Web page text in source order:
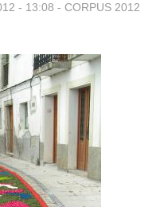
- 13:08 - CORPUS 2012